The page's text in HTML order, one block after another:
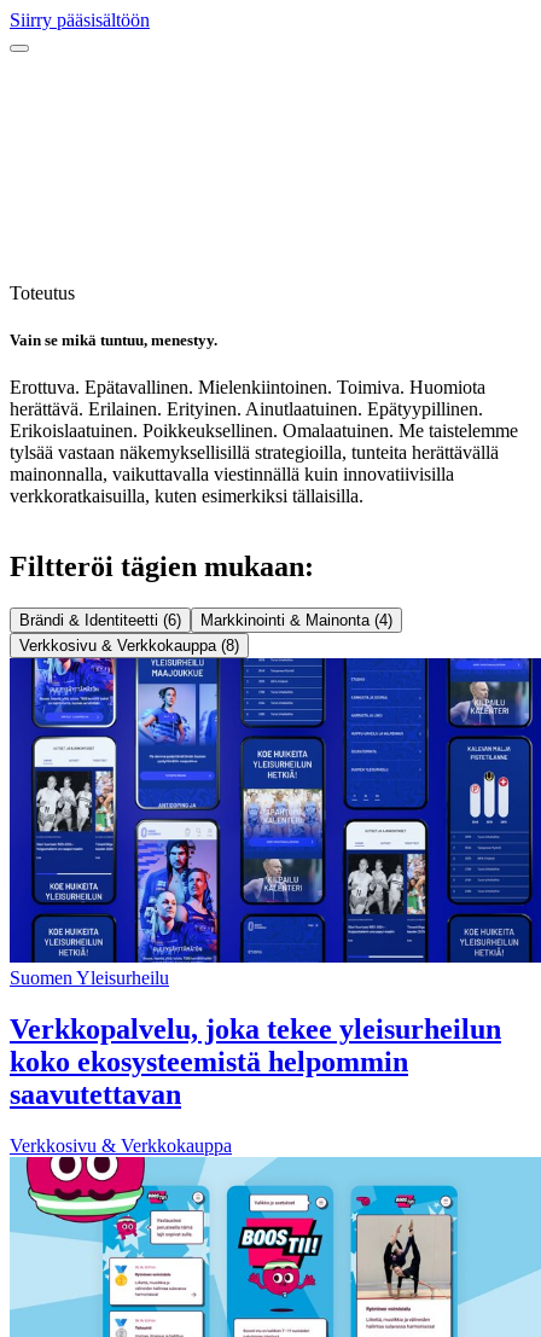
Siirry pääsisältöön
Toteutus
Vain se mikä tuntuu, menestyy.
Erottuva. Epätavallinen. Mielenkiintoinen. Toimiva. Huomiota
herättävä. Erilainen. Erityinen. Ainutlaatuinen. Epätyypillinen.
Erikoislaatuinen. Poikkeuksellinen. Omalaatuinen. Me taistelemme
tylsää vastaan näkemyksellisillä strategioilla, tunteita herättävällä
mainonnalla, vaikuttavalla viestinnällä kuin innovatiivisilla
verkkoratkaisuilla, kuten esimerkiksi tällaisilla.
Filtteröi tägien mukaan:
Brändi & Identiteetti (6)
Markkinointi & Mainonta (4)
Verkkosivu & Verkkokauppa (8)
Suomen Yleisurheilu
Verkkopalvelu, joka tekee yleisurheilun
koko ekosysteemistä helpommin
saavutettavan
Verkkosivu & Verkkokauppa